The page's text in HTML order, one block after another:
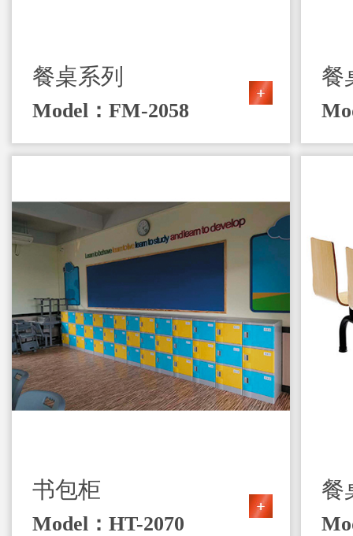
餐桌系列
Model：FM-2058
餐
书包柜
Model：HT-2070
餐